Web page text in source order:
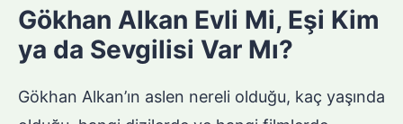
Gökhan Alkan Evli Mi, Eşi Kim
ya da Sevgilisi Var Mı?
Gökhan Alkan’ın aslen nereli olduğu, kaç yaşında